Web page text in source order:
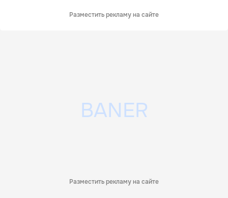
Разместить рекламу на сайте
Разместить рекламу на сайте